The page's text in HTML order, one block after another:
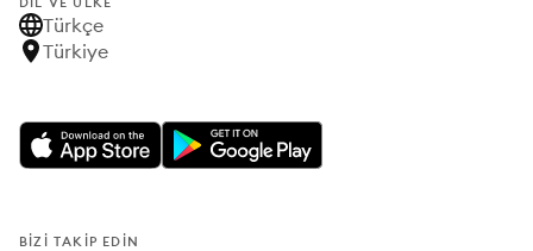
Türkçe
Türkiye
BIZI TAKIP EDIN